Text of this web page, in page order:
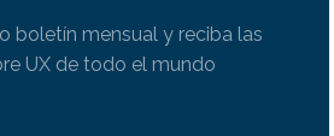
boletín mensual y reciba las
UX de todo el mundo